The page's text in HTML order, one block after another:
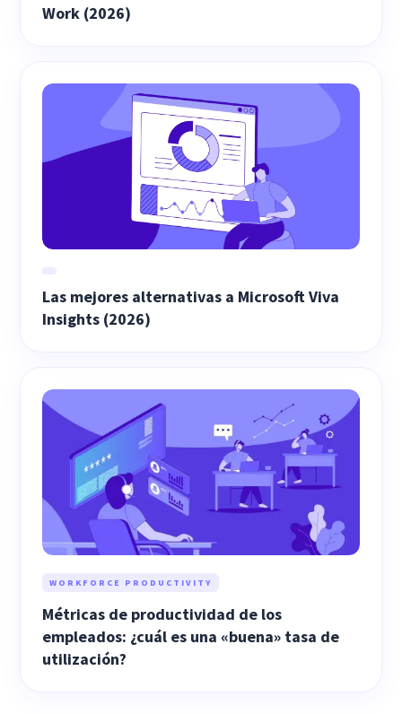
Work (2026)
Las mejores alternativas a Microsoft Viva
Insights (2026)
WORKFORCE PRODUCTIVITY
Métricas de productividad de los
empleados: ¿cuál es una «buena» tasa de
utilización?